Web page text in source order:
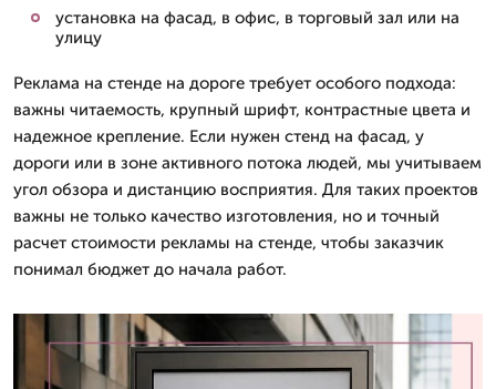
установка на фасад, в офис, в торговый зал или на
улицу
Реклама на стенде на дороге требует особого подхода:
важны читаемость, крупный шрифт, контрастные цвета и
надежное крепление. Если нужен стенд на фасад, у
дороги или в зоне активного потока людей, мы учитываем
угол обзора и дистанцию восприятия. Для таких проектов
важны не только качество изготовления, но и точный
расчет стоимости рекламы на стенде, чтобы заказчик
понимал бюджет до начала работ.